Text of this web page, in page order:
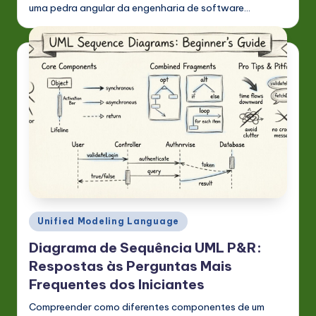
a
r
e
In
n
o
ti
o
n
uma pedra angular da engenharia de software…
Posted
in
Unified Modeling Language
Diagrama de Sequência UML P&R:
Respostas às Perguntas Mais
Frequentes dos Iniciantes
Compreender como diferentes componentes de um